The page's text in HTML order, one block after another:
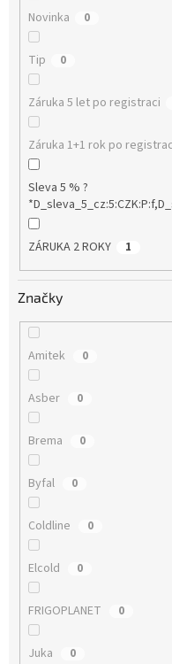
Novinka 0
Tip 0
Záruka 5 let po registraci
Záruka 1+1 rok po
Sleva 5 % ?
ZÁRUKA 2 ROKY 1
Značky
Amitek 0
Asber 0
Brema 0
Byfal 0
Coldline 0
Elcold 0
FRIGOPLANET 0
Juka 0